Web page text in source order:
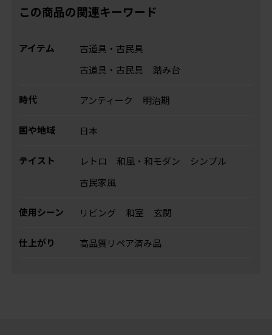
この商品の関連キーワード
アイテム
古道具・古民具
古道具・古民具
踏み台
時代 アンティーク 明治期
国や地域 日本
テイスト レトロ 和風・和モダン
シンプル
古民家風
使用シーン リビング 和室 玄関
仕上がり 高品質リペア済み品